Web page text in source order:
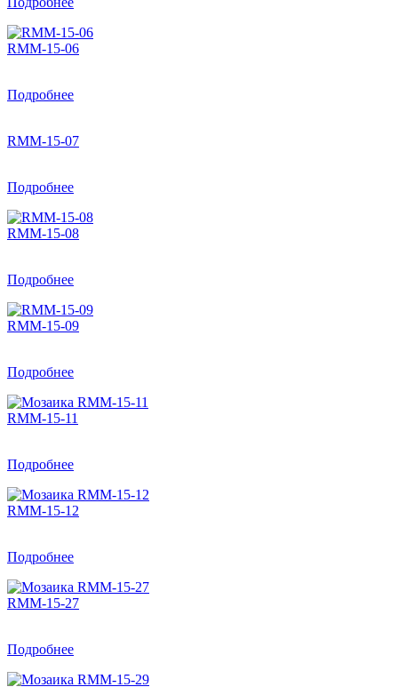
RMM-15-06
Подробнее
RMM-15-07
Подробнее
RMM-15-08
Подробнее
RMM-15-09
Подробнее
RMM-15-11
Подробнее
RMM-15-12
Подробнее
RMM-15-27
Подробнее